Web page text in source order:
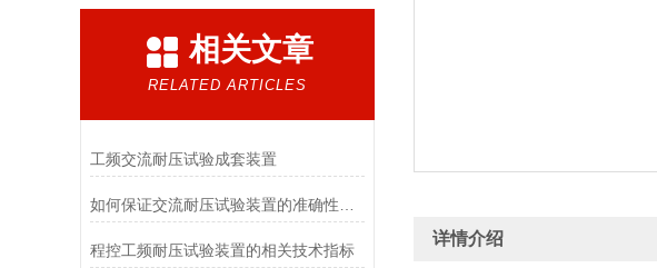
相关文章
RELATED ARTICLES
工频交流耐压试验成套装置
程控工频耐压试验装置的相关技术指标
详情介绍